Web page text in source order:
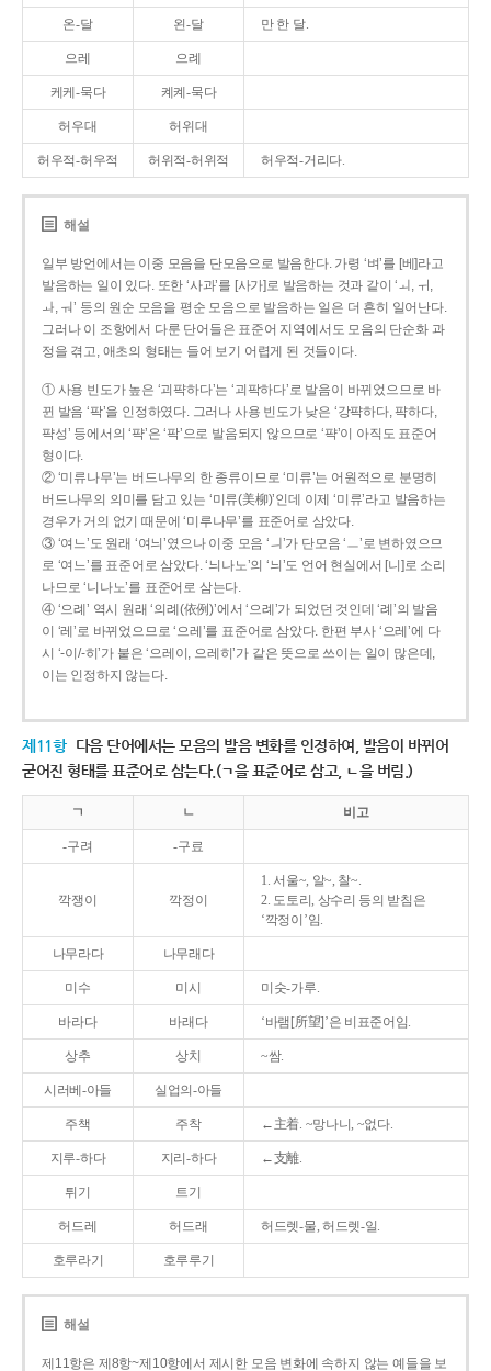
온-달 왼-달 만 한 달.
으레 으례
케케-묵다 켸켸-묵다
허우대 허위대
허우적-허우적 허위적-허위적 허우적-거리다.
해설
일부 방언에서는 이중 모음을 단모음으로 발음한다. 가령 ‘벼’를 [베]라고
발음하는 일이 있다. 또한 ‘사과’를 [사가]로 발음하는 것과 같이 ‘ㅚ, ㅟ,
ㅘ, ㅝ’ 등의 원순 모음을 평순 모음으로 발음하는 일은 더 흔히 일어난다.
그러나 이 조항에서 다룬 단어들은 표준어 지역에서도 모음의 단순화 과
정을 겪고, 애초의 형태는 들어 보기 어렵게 된 것들이다.
① 사용 빈도가 높은 ‘괴퍅하다’는 ‘괴팍하다’로 발음이 바뀌었으므로 바
뀐 발음 ‘팍’을 인정하였다. 그러나 사용 빈도가 낮은 ‘강퍅하다, 퍅하다,
퍅성’ 등에서의 ‘퍅’은 ‘팍’으로 발음되지 않으므로 ‘퍅’이 아직도 표준어
형이다.
② ‘미류나무’는 버드나무의 한 종류이므로 ‘미류’는 어원적으로 분명히
버드나무의 의미를 담고 있는 ‘미류(美柳)’인데 이제 ‘미류’라고 발음하는
경우가 거의 없기 때문에 ‘미루나무’를 표준어로 삼았다.
③ ‘여느’도 원래 ‘여늬’였으나 이중 모음 ‘ㅢ’가 단모음 ‘ㅡ’로 변하였으므
로 ‘여느’를 표준어로 삼았다. ‘늬나노’의 ‘늬’도 언어 현실에서 [니]로 소리
나므로 ‘니나노’를 표준어로 삼는다.
④ ‘으례’ 역시 원래 ‘의례(依例)’에서 ‘으례’가 되었던 것인데 ‘례’의 발음
이 ‘레’로 바뀌었으므로 ‘으레’를 표준어로 삼았다. 한편 부사 ‘으레’에 다
시 ‘-이/-히’가 붙은 ‘으레이, 으레히’가 같은 뜻으로 쓰이는 일이 많은데,
이는 인정하지 않는다.
제11항 다음 단어에서는 모음의 발음 변화를 인정하여, 발음이 바뀌어
굳어진 형태를 표준어로 삼는다.(ㄱ을 표준어로 삼고, ㄴ을 버림.)
ㄱ ㄴ 비고
-구려 -구료
깍쟁이 깍정이
1. 서울~, 알~, 찰~.
2. 도토리, 상수리 등의 받침은
‘깍정이’임.
나무라다 나무래다
미수 미시 미숫-가루.
바라다 바래다 ‘바램[所望]’은 비표준어임.
상추 상치 ~쌈.
시러베-아들 실업의-아들
주책 주착 ←主着. ~망나니, ~없다.
지루-하다 지리-하다 ←支離.
튀기 트기
허드레 허드래 허드렛-물, 허드렛-일.
호루라기 호루루기
해설
제11항은 제8항~제10항에서 제시한 모음 변화에 속하지 않는 예들을 보